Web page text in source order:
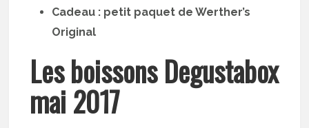
Cadeau : petit paquet de Werther’s
Original
Les boissons Degustabox
mai 2017